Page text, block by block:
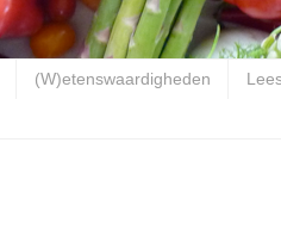
(W)etenswaardigheden